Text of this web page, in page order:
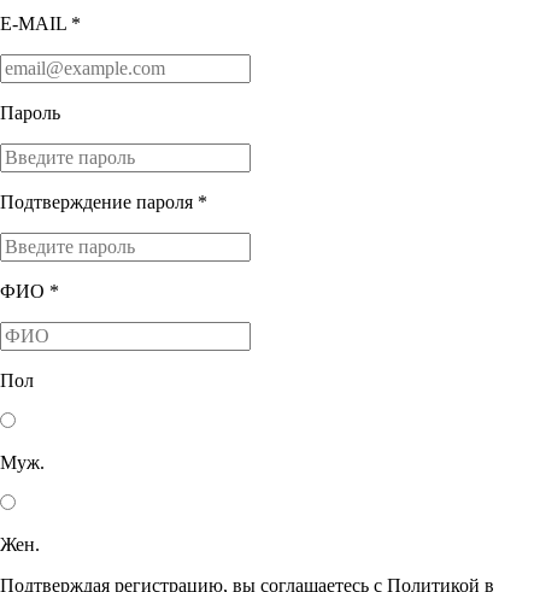
E-MAIL *
Пароль
Подтверждение пароля *
ФИО *
Пол
Муж.
Жен.
Подтверждая регистрацию, вы соглашаетесь с Политикой в